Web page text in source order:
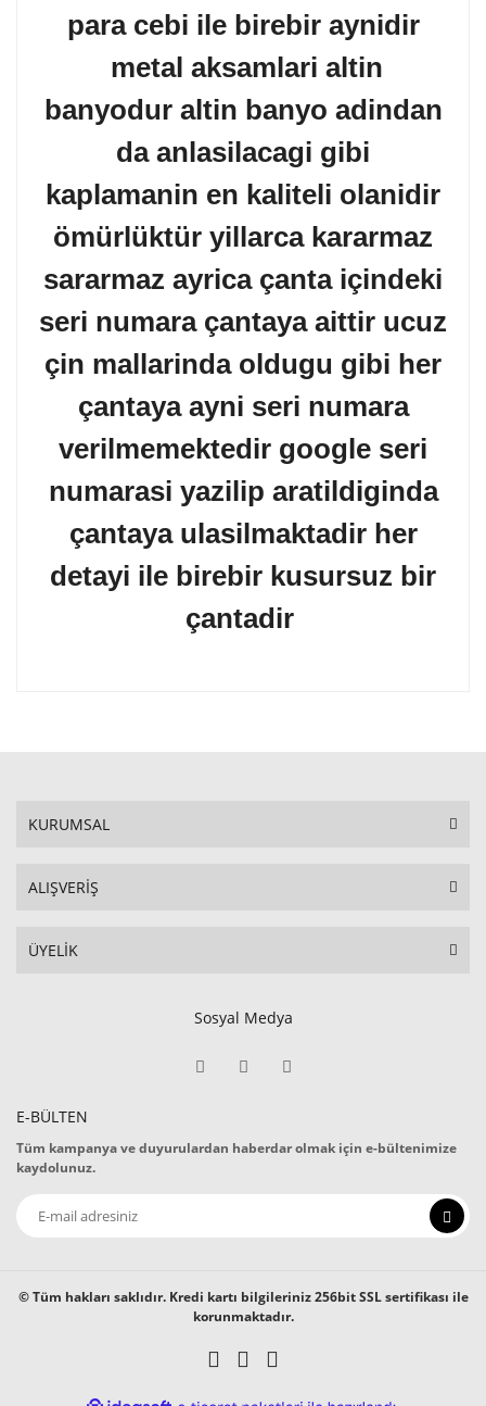
para cebi ile birebir aynidir
metal aksamlari altin
banyodur altin banyo adindan
da anlasilacagi gibi
kaplamanin en kaliteli olanidir
ömürlüktür yillarca kararmaz
sararmaz ayrica çanta içindeki
seri numara çantaya aittir ucuz
çin mallarinda oldugu gibi her
çantaya ayni seri numara
verilmemektedir google seri
numarasi yazilip aratildiginda
çantaya ulasilmaktadir her
detayi ile birebir kusursuz bir
çantadir
KURUMSAL
ALIŞVERİŞ
ÜYELİK
Sosyal Medya
E-BÜLTEN
Tüm kampanya ve duyurulardan haberdar olmak için e-bültenimize
kaydolunuz.
© Tüm hakları saklıdır. Kredi kartı bilgileriniz 256bit SSL sertifikası ile
korunmaktadır.